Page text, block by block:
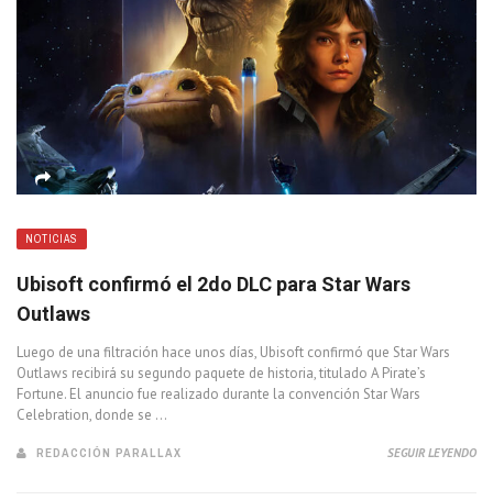
NOTICIAS
Ubisoft confirmó el 2do DLC para Star Wars
Outlaws
Luego de una filtración hace unos días, Ubisoft confirmó que Star Wars
Outlaws recibirá su segundo paquete de historia, titulado A Pirate’s
Fortune. El anuncio fue realizado durante la convención Star Wars
Celebration, donde se ...
REDACCIÓN PARALLAX SEGUIR LEYENDO